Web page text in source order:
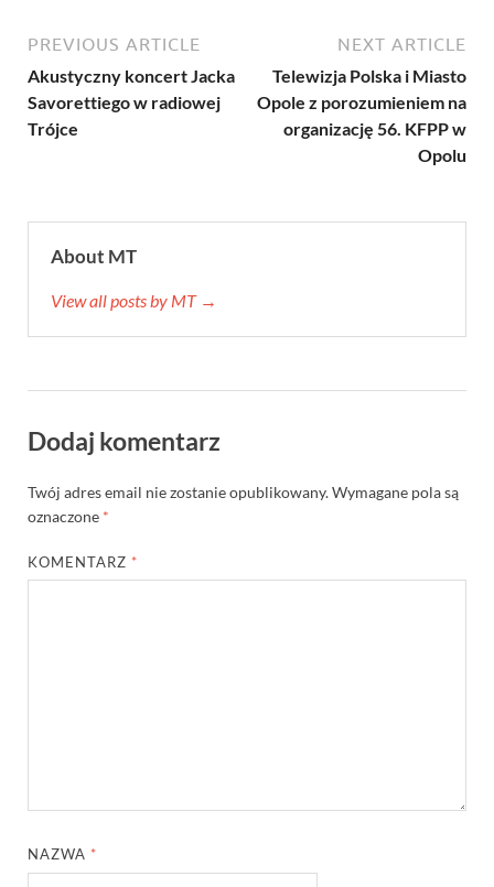
PREVIOUS ARTICLE
Akustyczny koncert Jacka
Savorettiego w radiowej
Trójce
NEXT ARTICLE
Telewizja Polska i Miasto
Opole z porozumieniem na
organizację 56. KFPP w
Opolu
About MT
View all posts by MT →
Dodaj komentarz
Twój adres email nie zostanie opublikowany.Wymagane pola są
oznaczone *
KOMENTARZ *
NAZWA *